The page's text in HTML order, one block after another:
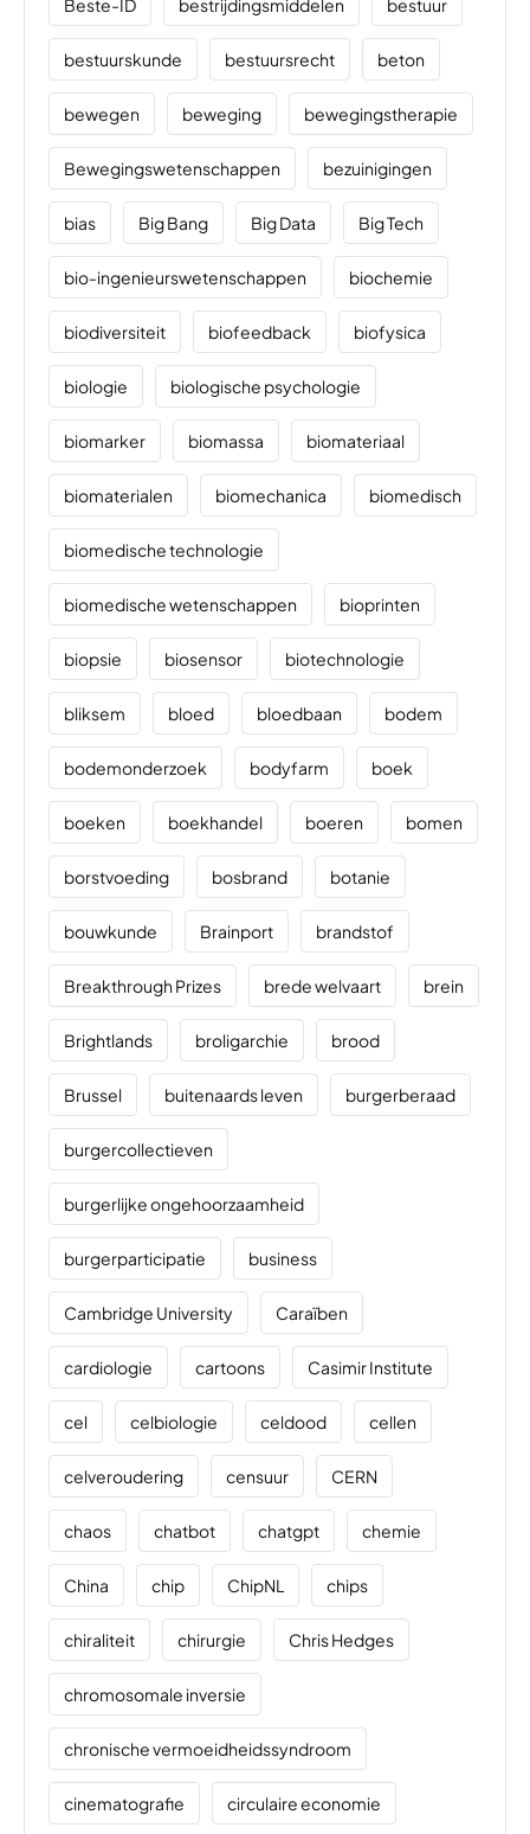
bestuurskunde bestuursrecht beton
bewegen beweging bewegingstherapie
Bewegingswetenschappen bezuinigingen
bias Big Bang Big Data Big Tech
bio-ingenieurswetenschappen biochemie
biodiversiteit biofeedback biofysica
biologie biologische psychologie
biomarker biomassa biomateriaal
biomaterialen biomechanica biomedisch
biomedische technologie
biomedische wetenschappen bioprinten
biopsie biosensor biotechnologie
bliksem bloed bloedbaan bodem
bodemonderzoek bodyfarm boek
boeken boekhandel boeren bomen
borstvoeding bosbrand botanie
bouwkunde Brainport brandstof
Breakthrough Prizes brede welvaart brein
Brightlands broligarchie brood
Brussel buitenaards leven burgerberaad
burgercollectieven
burgerlijke ongehoorzaamheid
burgerparticipatie business
Cambridge University Caraïben
cardiologie cartoons Casimir Institute
cel celbiologie celdood cellen
celveroudering censuur CERN
chaos chatbot chatgpt chemie
China chip ChipNL chips
chiraliteit chirurgie Chris Hedges
chromosomale inversie
chronische vermoeidheidssyndroom
cinematografie circulaire economie